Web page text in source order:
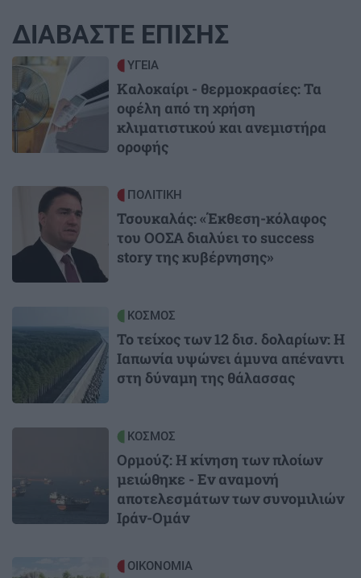
ΔΙΑΒΑΣΤΕ ΕΠΙΣΗΣ
Image ΥΓΕΙΑ
Καλοκαίρι - θερμοκρασίες: Τα
οφέλη από τη χρήση
κλιματιστικού και ανεμιστήρα
οροφής
Image ΠΟΛΙΤΙΚΗ
Τσουκαλάς: «Έκθεση-κόλαφος
του ΟΟΣΑ διαλύει το success
story της κυβέρνησης»
ΚΟΣΜΟΣ
Το τείχος των 12 δισ. δολαρίων: Η
Ιαπωνία υψώνει άμυνα απέναντι
στη δύναμη της θάλασσας
ΚΟΣΜΟΣ
Ορμούζ: Η κίνηση των πλοίων
μειώθηκε - Εν αναμονή
αποτελεσμάτων των συνομιλιών
Ιράν-Ομάν
ΟΙΚΟΝΟΜΙΑ